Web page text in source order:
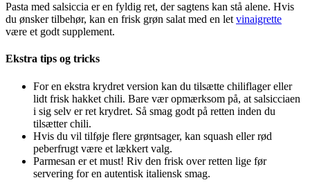
Pasta med salsiccia er en fyldig ret, der sagtens kan stå alene. Hvis
du ønsker tilbehør, kan en frisk grøn salat med en let vinaigrette
være et godt supplement.
Ekstra tips og tricks
For en ekstra krydret version kan du tilsætte chiliflager eller
lidt frisk hakket chili. Bare vær opmærksom på, at salsicciaen
i sig selv er ret krydret. Så smag godt på retten inden du
tilsætter chili.
Hvis du vil tilføje flere grøntsager, kan squash eller rød
peberfrugt være et lækkert valg.
Parmesan er et must! Riv den frisk over retten lige før
servering for en autentisk italiensk smag.